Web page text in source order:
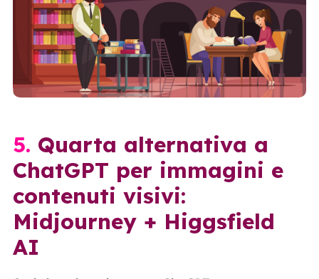
5. Quarta alternativa a
ChatGPT per immagini e
contenuti visivi:
Midjourney + Higgsfield
AI